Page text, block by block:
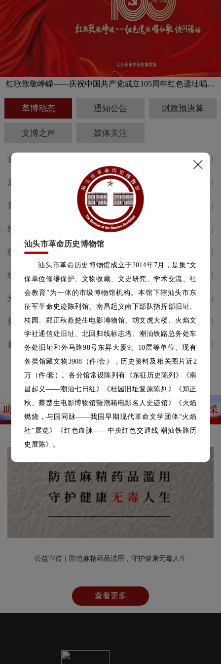
汕头市革命历史博物馆
汕头市革命历史博物馆成立于2014年7月，是集“文
保单位修缮保护、文物收藏、文史研究、学术交流、社
会教育”为一体的市级博物馆机构。本馆下辖汕头市东
征军革命史迹陈列馆、南昌起义南下部队指挥部旧址、
桂园、郑正秋蔡楚生电影博物馆、胡文虎大楼、火焰文
学社通信处旧址、北回归线标志塔、潮汕铁路总务处车
务处旧址和外马路98号东昇大厦9、10层等单位。现有
各类馆藏文物3908（件/套），历史资料及相关图片近2
万（件/套）。各分馆常设陈列有《东征历史陈列》《南
昌起义——潮汕七日红》《桂园旧址复原陈列》《郑正
秋、蔡楚生电影博物馆暨潮籍电影名人史迹馆》《火焰
燃烧，与国同脉——我国早期现代革命文学团体“火焰
社”展览》《红色血脉——中央红色交通线 潮汕铁路历
史展陈》。
红歌致敬峥嵘——庆祝中国共产党成立105周年红色遗址唱红
革博动态 通知公告 财政预决算
文博之声 媒体关注
童声述侨韵，志愿传薪火 汕头
革博“小小讲解员”考核活动精彩
回顾
[2026-08-01]
展讯 | 纪念中国工农红军长征胜
利 九十周年专题展于8月1日开
幕
[2026-07-30]
童声述侨韵，志愿传薪火 | 汕头
革博“小小讲解员”培训顺利举办
[2026-07-17]
红歌致敬峥嵘岁月，红色地标唱
响时代礼赞｜省市主流媒体纷纷
点赞汕头革博这场红歌快闪活动
[2026-07-07]
红歌致敬峥嵘——庆祝中国共产
党成立105周年红色遗址唱红歌
快闪活动预告
[2026-07-03]
红歌致敬峥嵘——庆祝中国共产
党成立105周年红色遗址唱红歌
快闪活动预告
[2026-07-02]
光影颂百年 初心永向党 | 庆祝建
党105周年公益电影放映七月档
[2026-07-02]
热烈庆祝中国共产党成立105周
[2026-07-01]
童声述侨韵，志愿传薪火|汕头
革博2026年“小小讲解员”选拔
活动圆满落幕
[2026-06-18]
查看更多
公益宣传｜防范麻精药品滥用，守护健康无毒人生
查看更多